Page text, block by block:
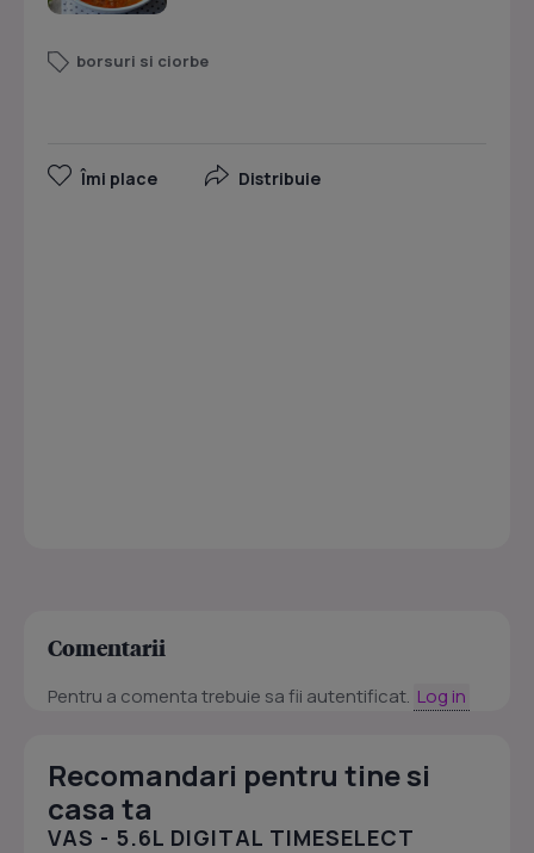
borsuri si ciorbe
Îmi place Distribuie
Comentarii
Pentru a comenta trebuie sa fii autentificat. Log in
Recomandari pentru tine si
casa ta
VAS - 5.6L DIGITAL TIMESELECT